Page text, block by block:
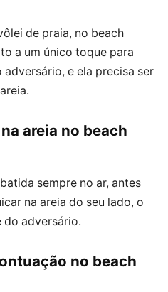
de praia, no beach
a um único toque para
e ela precisa ser
areia no beach
sempre no ar, antes
na areia do seu lado, o
adversário.
no beach